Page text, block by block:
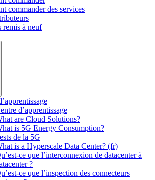
commander des services
remis à neuf
d’apprentissage
are Cloud Solutions?
is 5G Energy Consumption?
de la 5G
is a Hyperscale Data Center? (fr)
ce que l’interconnexion de datacenter à
?
ce que l’inspection des connecteurs